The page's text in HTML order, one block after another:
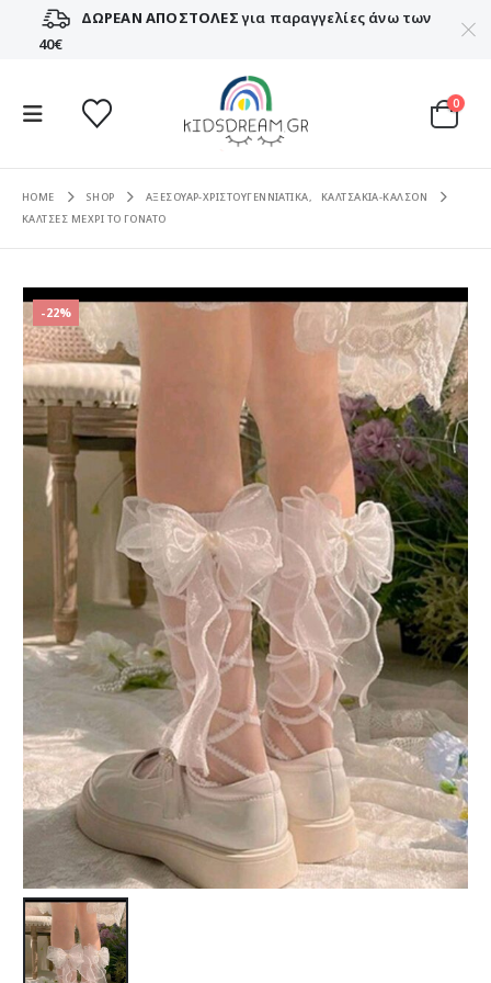
ΔΩΡΕΑΝ ΑΠΟΣΤΟΛΕΣγια παραγγελίες άνω των
40€
0
HOME SHOP ΑΞΕΣΟΥΑΡ-ΧΡΙΣΤΟΥΓΕΝΝΙΑΤΙΚΑ,
ΚΑΛΤΣΑΚΙΑ-ΚΑΛΣΟΝ
ΚΑΛΤΣΕΣ ΜΕΧΡΙ ΤΟ ΓΟΝΑΤΟ
-22%